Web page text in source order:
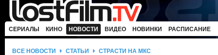
СЕРИАЛЫ КИНО НОВОСТИ ВИДЕО НОВИНКИ РАСПИСАНИЕ
ВСЕ НОВОСТИ СТАТЬИ СТРАСТИ НА МКС